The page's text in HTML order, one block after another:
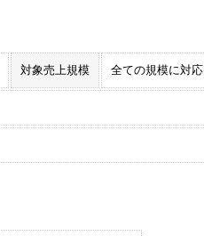
対象売上規模 全ての規模に対応